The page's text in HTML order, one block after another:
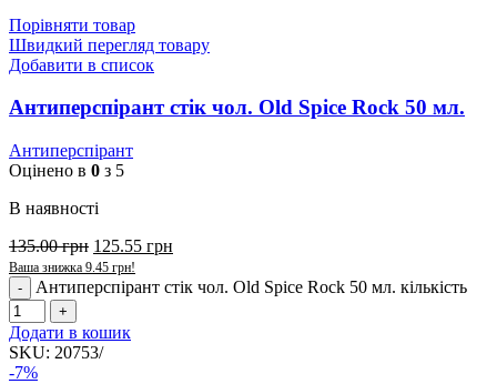
Порівняти товар
Швидкий перегляд товару
Добавити в список
Антиперспірант стік чол. Old Spice Rock 50 мл.
Антиперспірант
Оцінено в 0 з 5
В наявності
135.00грн 125.55 грн
Ваша знижка 9.45 грн!
Антиперспірант стік чол. Old Spice Rock 50 мл. кількість
Додати в кошик
SKU: 20753/
-7%